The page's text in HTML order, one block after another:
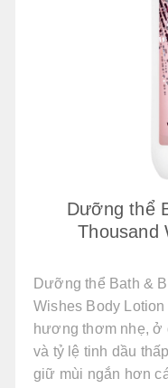
Dưỡng thể
Thousand
Dưỡng thể Bath &
Wishes Body
hương thơm nhẹ, ở
và tỷ lệ tinh dầu
giữ mùi ngắn hơn